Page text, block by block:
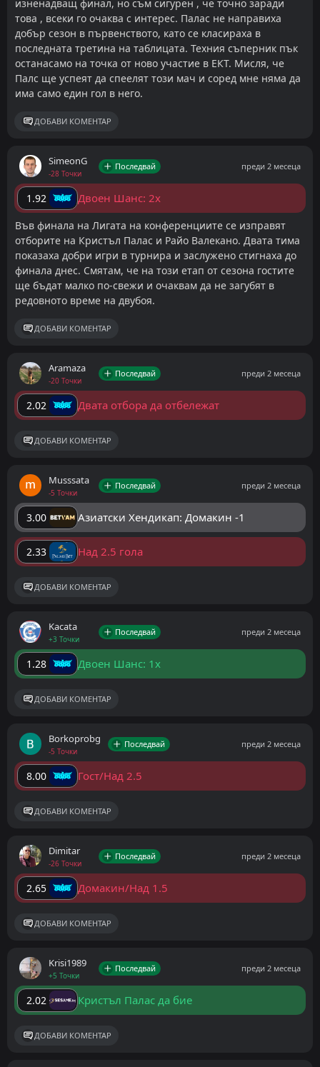
Прогноза: Кристъл Палас да спечели
Струва ми се, че Кристъл Палас се подготвя по-
отрано за този финал, но и не само заради това
мисля, че в крайна сметка отново английски тим
ще стигне до трофея.
Добави като предпочитан източник в Google
Макар Кристъл Палас да получава известно
предимство заради статута си на отбор от Висшата
лига, очаквам изключително труден и напрегнат
финал. Райо Валекано изглежда по-организиран и
стабилен в последните седмици, а подобни мачове
често са доста предпазливи и с малко голове.
победител и по-скоро бих се насочил към ниска
интересна опция.
Добави като предпочитан източник в Google
ДОБАВИ КОМЕНТАР
може поне да закара нещата до продължения.
Добави като предпочитан източник в Google
ДОБАВИ КОМЕНТАР
изненадващ финал, но съм сигурен , че точно заради
това , всеки го очаква с интерес. Палас не направиха
добър сезон в първенството, като се класираха в
последната третина на таблицата. Техния съперник пък
останасамо на точка от ново участие в ЕКТ. Мисля, че
Палс ще успеят да спеелят този мач и соред мне няма да
има само един гол в него.
ДОБАВИ КОМЕНТАР
SimeonG
-28 Точки
Последвай преди 2 месеца
1.92 Двоен Шанс: 2x
Във финала на Лигата на конференциите се изправят
отборите на Кристъл Палас и Райо Валекано. Двата тима
показаха добри игри в турнира и заслужено стигнаха до
финала днес. Смятам, че на този етап от сезона гостите
ще бъдат малко по-свежи и очаквам да не загубят в
редовното време на двубоя.
ДОБАВИ КОМЕНТАР
Aramaza
-20 Точки
Последвай преди 2 месеца
2.02 Двата отбора да отбележат
ДОБАВИ КОМЕНТАР
Musssata
-5 Точки
Последвай преди 2 месеца
3.00 Азиатски Хендикап: Домакин -1
2.33 Над 2.5 гола
ДОБАВИ КОМЕНТАР
Kacata
+3 Точки
Последвай преди 2 месеца
1.28 Двоен Шанс: 1x
ДОБАВИ КОМЕНТАР
Borkoprobg
-5 Точки
Последвай преди 2 месеца
8.00 Гост/Над 2.5
ДОБАВИ КОМЕНТАР
Dimitar
-26 Точки
Последвай преди 2 месеца
2.65 Домакин/Над 1.5
ДОБАВИ КОМЕНТАР
Krisi1989
+5 Точки
Последвай преди 2 месеца
2.02 Кристъл Палас да бие
ДОБАВИ КОМЕНТАР